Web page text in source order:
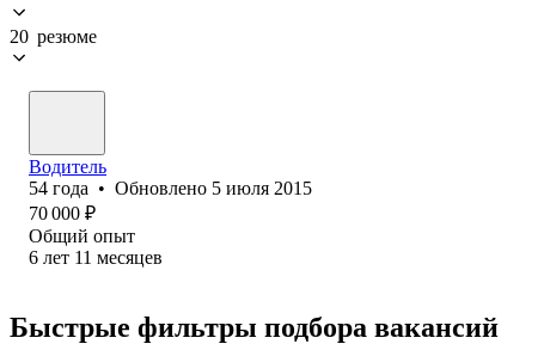
20 резюме
Водитель
54 года • Обновлено 5 июля 2015
70 000 ₽
Общий опыт
6 лет 11 месяцев
Быстрые фильтры подбора вакансий